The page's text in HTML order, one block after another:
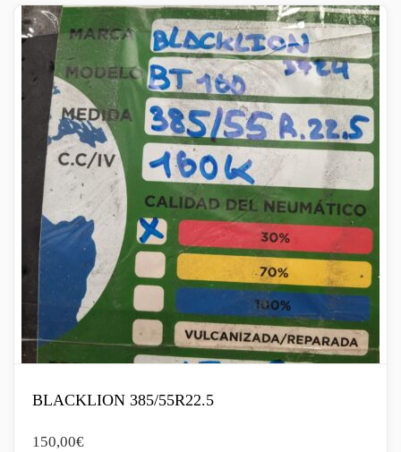
BLACKLION 385/55R22.5
150,00€